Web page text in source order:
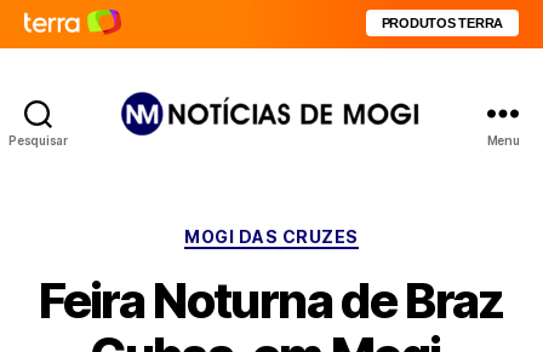
PRODUTOS TERRA
Pesquisar Menu
Categorias
MOGI DAS CRUZES
Feira Noturna de Braz